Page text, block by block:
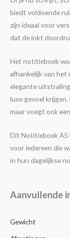
biedt voldoende
zijn ideaal voor
dat de inkt
Het notitieboek
afhankelijk van het
elegante
luxe gevoel
maar voegt ook
Dit Notitieboek A5
voor iedereen die
in hun dagelijkse
Aanvullende
Gewicht